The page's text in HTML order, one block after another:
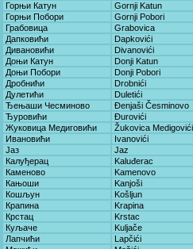
Горњи Катун
Gornji Katun
Горњи Побори
Gornji Pobori
Грабовица
Grabovica
Дапковићи
Dapkovići
Дивановићи
Divanovići
Доњи Катун
Donji Katun
Доњи Побори
Donji Pobori
Дробнићи
Drobnići
Дулетићи
Duletići
Ђењаши Чесминово
Đenjaši Česminovo
Ђуровићи
Đurovići
Жуковица Медиговићи
Žukovica Medigovići
Ивановићи
Ivanovići
Јаз
Jaz
Калуђерац
Kaluđerac
Каменово
Kamenovo
Кањоши
Kanjoši
Кошљун
Košljun
Крапина
Krapina
Крстац
Krstac
Куљаче
Kuljače
Лапчићи
Lapčići